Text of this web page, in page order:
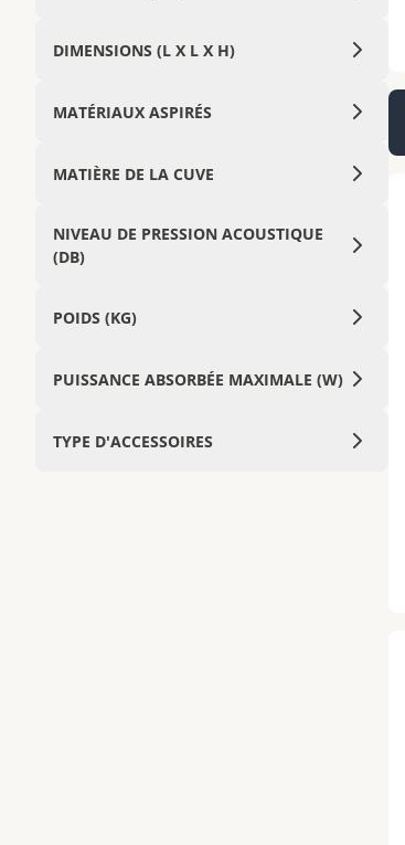
DIMENSIONS (L X L X H)
MATÉRIAUX ASPIRÉS
MATIÈRE DE LA CUVE
NIVEAU DE PRESSION ACOUSTIQUE
(DB)
POIDS (KG)
PUISSANCE ABSORBÉE MAXIMALE (W)
TYPE D'ACCESSOIRES